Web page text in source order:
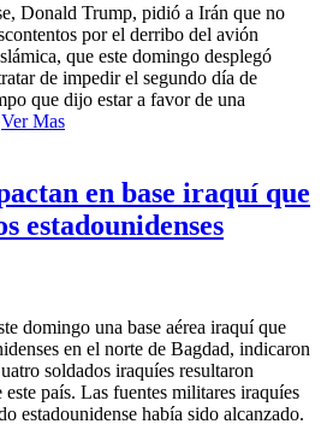
Donald Trump, pidió a Irán que no
por el derribo del avión
que este domingo desplegó
de impedir el segundo día de
que dijo estar a favor de una
Ver Mas
en base iraquí que
estadounidenses
domingo una base aérea iraquí que
en el norte de Bagdad, indicaron
soldados iraquíes resultaron
país. Las fuentes militares iraquíes
estadounidense había sido alcanzado.